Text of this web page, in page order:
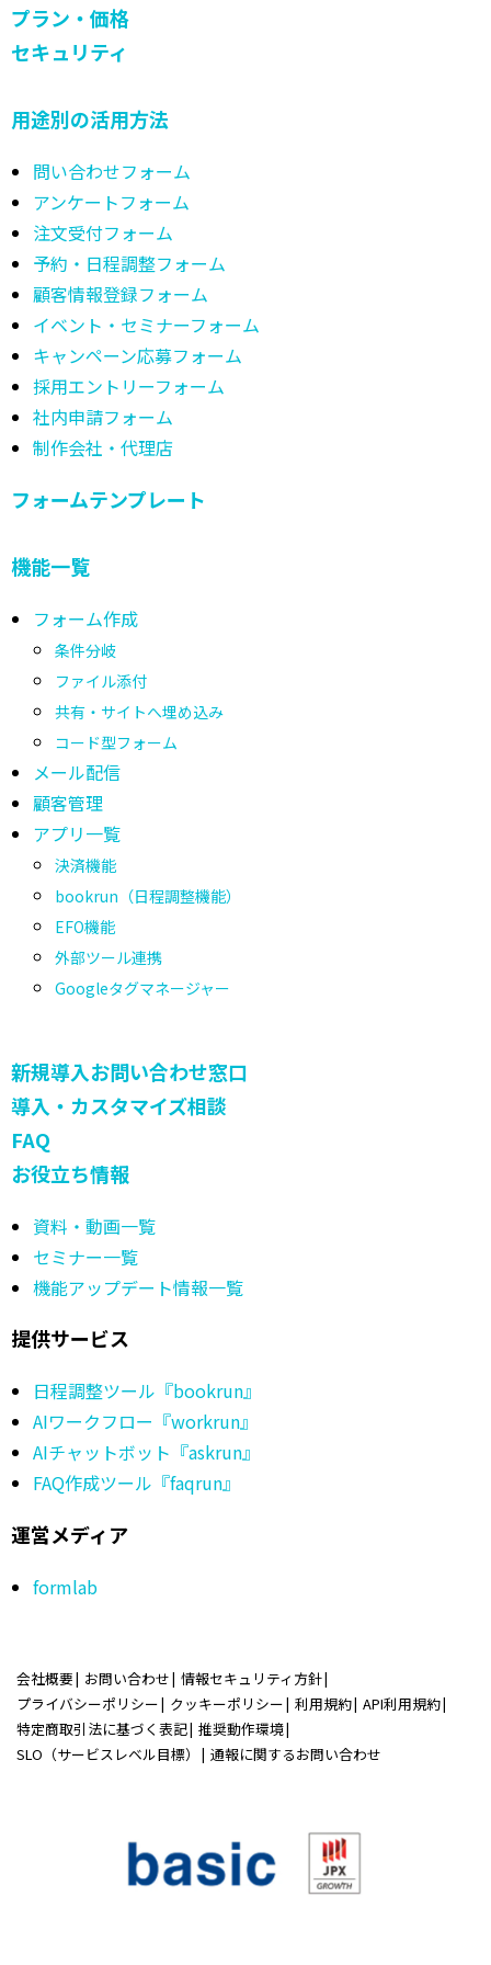
プラン・価格
セキュリティ
用途別の活用方法
問い合わせフォーム
アンケートフォーム
注文受付フォーム
予約・日程調整フォーム
顧客情報登録フォーム
イベント・セミナーフォーム
キャンペーン応募フォーム
採用エントリーフォーム
社内申請フォーム
制作会社・代理店
フォームテンプレート
機能一覧
フォーム作成
条件分岐
ファイル添付
共有・サイトへ埋め込み
コード型フォーム
メール配信
顧客管理
アプリ一覧
決済機能
bookrun（日程調整機能）
EFO機能
外部ツール連携
Googleタグマネージャー
新規導入お問い合わせ窓口
導入・カスタマイズ相談
FAQ
お役立ち情報
資料・動画一覧
セミナー一覧
機能アップデート情報一覧
提供サービス
日程調整ツール『bookrun』
AIワークフロー『workrun』
AIチャットボット『askrun』
FAQ作成ツール『faqrun』
運営メディア
formlab
会社概要 お問い合わせ 情報セキュリティ方針
プライバシーポリシー
クッキーポリシー 利用規約 API利用規約
特定商取引法に基づく表記 推奨動作環境
SLO（サービスレベル目標）
通報に関するお問い合わせ